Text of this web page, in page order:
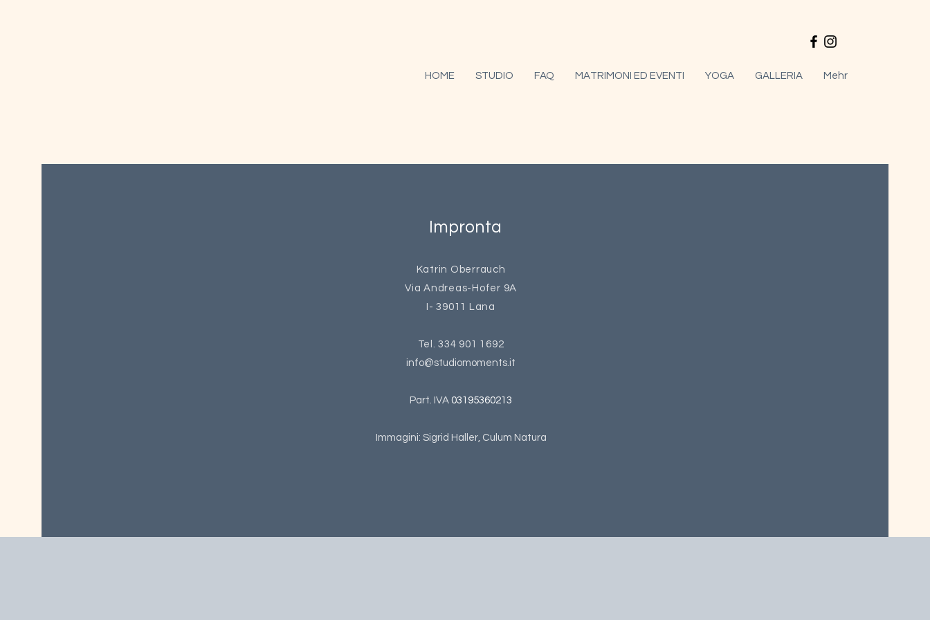
HOME STUDIO FAQ MATRIMONI ED EVENTI YOGA GALLERIA Mehr
Impronta
Katrin Oberrauch
Via Andreas-Hofer 9A
I- 39011 Lana
Tel. 334 901 1692
info@studiomoments.it
Part. IVA 03195360213
Immagini: Sigrid Haller, Culum Natura